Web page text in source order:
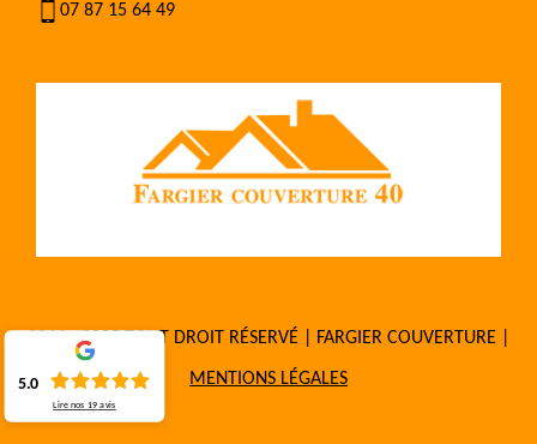
07 87 15 64 49
2016 - 2025 TOUT DROIT RÉSERVÉ | FARGIER COUVERTURE |
MENTIONS LÉGALES
5.0
Lire nos19 avis